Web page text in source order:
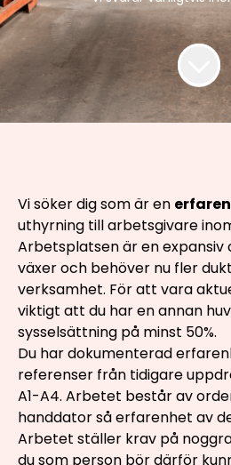
Vi söker dig som är en erfaren
uthyrning till arbetsgivare
Arbetsplatsen är en expansiv
växer och behöver nu fler
verksamhet. För att vara
viktigt att du har en annan
sysselsättning på minst 50%.
Du har dokumenterad
referenser från tidigare
A1-A4. Arbetet består av
handdator så erfarenhet av
Arbetet ställer krav på
du som person bör därför